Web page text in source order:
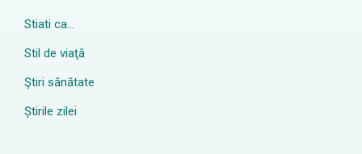
Stiati ca…
Stil de viaţă
Ştiri sănătate
Știrile zilei